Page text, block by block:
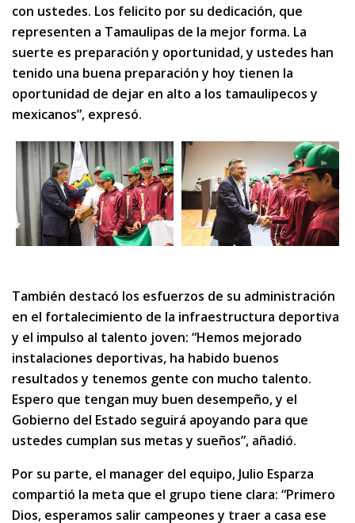
con ustedes. Los felicito por su dedicación, que
representen a Tamaulipas de la mejor forma. La
suerte es preparación y oportunidad, y ustedes han
tenido una buena preparación y hoy tienen la
oportunidad de dejar en alto a los tamaulipecos y
mexicanos”, expresó.
También destacó los esfuerzos de su administración
en el fortalecimiento de la infraestructura deportiva
y el impulso al talento joven: “Hemos mejorado
instalaciones deportivas, ha habido buenos
resultados y tenemos gente con mucho talento.
Espero que tengan muy buen desempeño, y el
Gobierno del Estado seguirá apoyando para que
ustedes cumplan sus metas y sueños”, añadió.
Por su parte, el manager del equipo, Julio Esparza
compartió la meta que el grupo tiene clara: “Primero
Dios, esperamos salir campeones y traer a casa ese